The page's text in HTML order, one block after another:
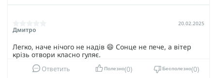
Дмитро
20.02.2025
Легко, наче нічого не надів 😄 Сонце не пече, а вітер
крізь отвори класно гуляє.
Ответить Полезно 0 Бесполезно 0